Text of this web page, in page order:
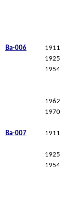
Ba-006 1911
1925
1954
1962
1970
Ba-007 1911
1925
1954